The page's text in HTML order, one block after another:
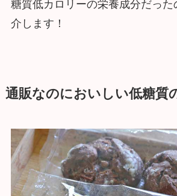
糖質低カロリーの栄養成分だった
介します！
通販なのにおいしい低糖質